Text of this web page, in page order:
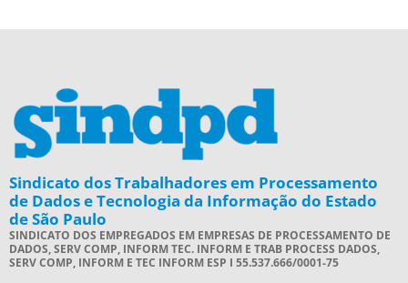
Sindicato dos Trabalhadores em Processamento
de Dados e Tecnologia da Informação do Estado
de São Paulo
SINDICATO DOS EMPREGADOS EM EMPRESAS DE PROCESSAMENTO DE
DADOS, SERV COMP, INFORM TEC. INFORM E TRAB PROCESS DADOS,
SERV COMP, INFORM E TEC INFORM ESP I 55.537.666/0001-75